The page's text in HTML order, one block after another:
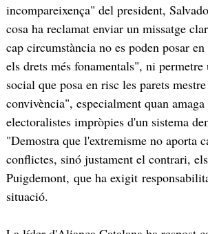
incompareixença" del president,
cosa ha reclamat enviar un missatge
cap circumstància no es poden posar
els drets més fonamentals", ni
social que posa en risc les parets
convivència", especialment quan
electoralistes impròpies d'un sistema
"Demostra que l'extremisme no aporta
conflictes, sinó justament el contrari,
Puigdemont, que ha exigit
situació.